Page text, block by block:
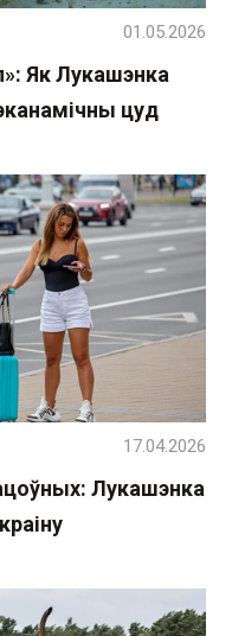
Як Лукашэнка
цуд
01.05.2026
Лукашэнка
17.04.2026